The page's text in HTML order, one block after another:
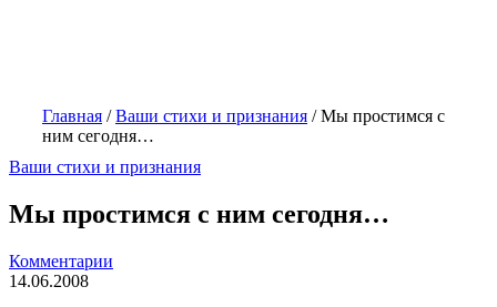
Главная /Ваши стихи и признания /Мы простимся с
ним сегодня…
Ваши стихи и признания
Мы простимся с ним сегодня…
Комментарии
14.06.2008